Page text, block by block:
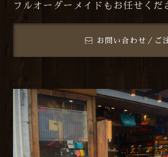
フルオーダーメイドもお任せくだ
お問い合わせ／ご